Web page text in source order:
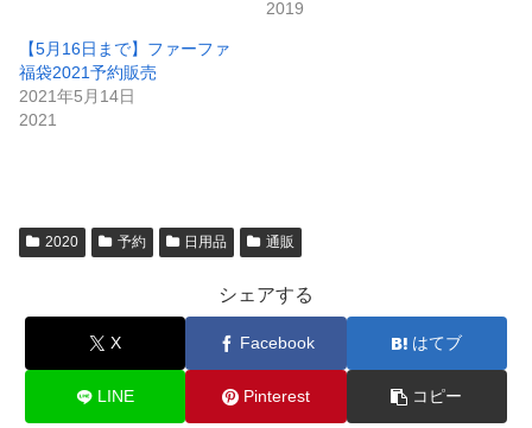
2019
【5月16日まで】ファーファ
福袋2021予約販売
2021年5月14日
2021
2020 予約 日用品 通販
シェアする
X Facebook はてブ
LINE Pinterest コピー